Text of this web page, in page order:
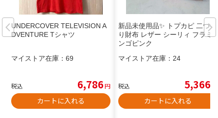
UNDERCOVER TELEVISION A
DVENTURE Tシャツ
マイストア在庫： 69
税込 6,786円
カートに入れる
新品未使用品✨ トプカピ 二つ折
り財布 レザー シーリィ フラミ
ンゴピンク
マイストア在庫： 24
税込 5,366
カートに入れる